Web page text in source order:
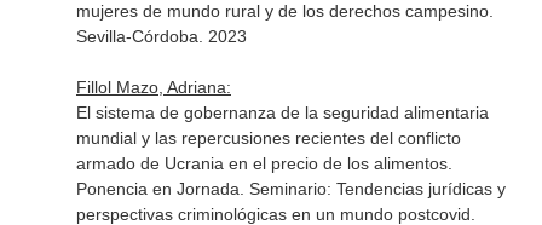
mujeres de mundo rural y de los derechos campesino.
Sevilla-Córdoba. 2023
Fillol Mazo, Adriana:
El sistema de gobernanza de la seguridad alimentaria
mundial y las repercusiones recientes del conflicto
armado de Ucrania en el precio de los alimentos.
Ponencia en Jornada. Seminario: Tendencias jurídicas y
perspectivas criminológicas en un mundo postcovid.